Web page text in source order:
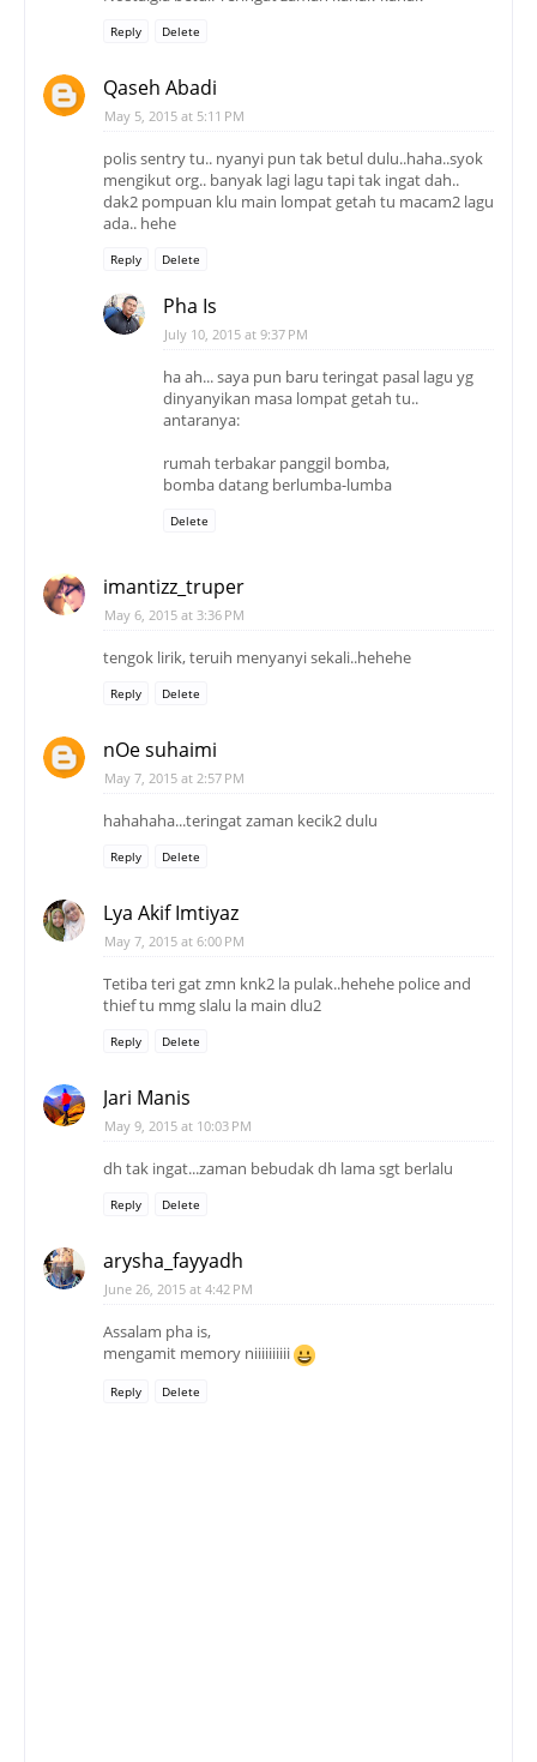
Reply Delete
Qaseh Abadi
May 5, 2015 at 5:11 PM
polis sentry tu.. nyanyi pun tak betul dulu..haha..syok
mengikut org.. banyak lagi lagu tapi tak ingat dah..
dak2 pompuan klu main lompat getah tu macam2 lagu
ada.. hehe
Reply Delete
Pha Is
July 10, 2015 at 9:37 PM
ha ah... saya pun baru teringat pasal lagu yg
dinyanyikan masa lompat getah tu..
antaranya:
rumah terbakar panggil bomba,
bomba datang berlumba-lumba
Delete
imantizz_truper
May 6, 2015 at 3:36 PM
tengok lirik, teruih menyanyi sekali..hehehe
Reply Delete
nOe suhaimi
May 7, 2015 at 2:57 PM
hahahaha...teringat zaman kecik2 dulu
Reply Delete
Lya Akif Imtiyaz
May 7, 2015 at 6:00 PM
Tetiba teri gat zmn knk2 la pulak..hehehe police and
thief tu mmg slalu la main dlu2
Reply Delete
Jari Manis
May 9, 2015 at 10:03 PM
dh tak ingat...zaman bebudak dh lama sgt berlalu
Reply Delete
arysha_fayyadh
June 26, 2015 at 4:42 PM
Assalam pha is,
mengamit memory niiiiiiiiii
Reply Delete